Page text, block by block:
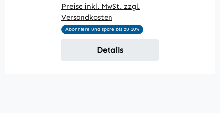
Preise inkl. MwSt. zzgl.
Versandkosten
Abonniere und spare bis zu 10%
Details